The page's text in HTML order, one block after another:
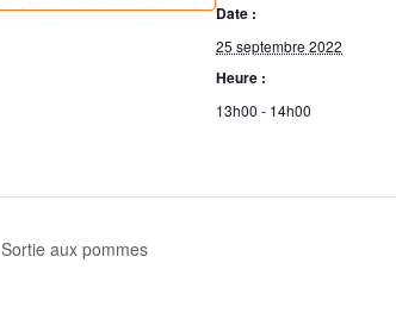
Date :
25 septembre 2022
Heure :
13h00 - 14h00
Sortie aux pommes